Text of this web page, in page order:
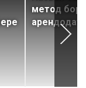
метод